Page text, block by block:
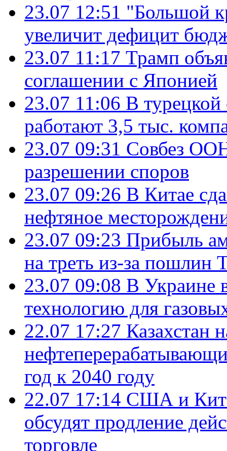
23.07 12:51 "Большой
увеличит дефицит
23.07 11:17 Трамп
соглашении с Японией
23.07 11:06 В
работают 3,5 тыс.
23.07 09:31 Совбез
разрешении споров
23.07 09:26 В Китае
нефтяное
23.07 09:23 Прибыль
на треть из-за пошлин
23.07 09:08 В Украине
технологию для
22.07 17:27 Казахстан
год к 2040 году
22.07 17:14 США и
обсудят продление
торговле